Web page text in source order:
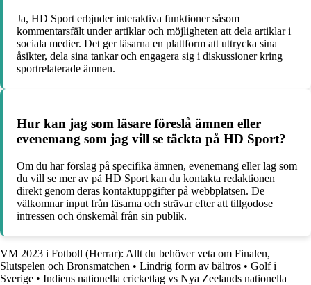
Ja, HD Sport erbjuder interaktiva funktioner såsom
kommentarsfält under artiklar och möjligheten att dela artiklar i
sociala medier. Det ger läsarna en plattform att uttrycka sina
åsikter, dela sina tankar och engagera sig i diskussioner kring
sportrelaterade ämnen.
Hur kan jag som läsare föreslå ämnen eller
evenemang som jag vill se täckta på HD Sport?
Om du har förslag på specifika ämnen, evenemang eller lag som
du vill se mer av på HD Sport kan du kontakta redaktionen
direkt genom deras kontaktuppgifter på webbplatsen. De
välkomnar input från läsarna och strävar efter att tillgodose
intressen och önskemål från sin publik.
VM 2023 i Fotboll (Herrar): Allt du behöver veta om Finalen,
Slutspelen och Bronsmatchen • Lindrig form av bältros • Golf i
Sverige • Indiens nationella cricketlag vs Nya Zeelands nationella